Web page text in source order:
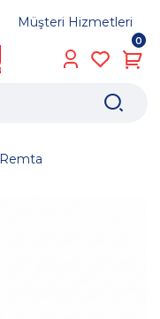
Müşteri Hizmetleri
0
Remta